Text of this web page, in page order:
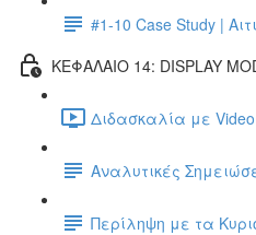
#1-10 Case Study |
ΚΕΦΑΛΑΙΟ 14: DISPLAY
Διδασκαλία με
Αναλυτικές
Περίληψη με τα